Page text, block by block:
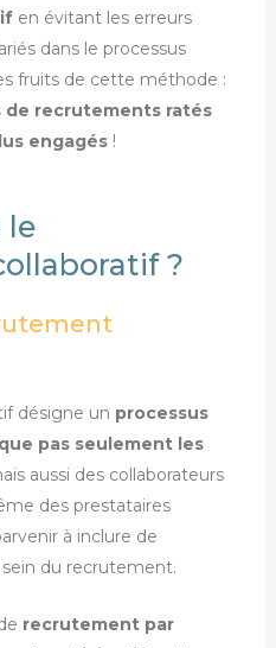
en évitant les erreurs
dans le processus
fruits de cette méthode :
de recrutements ratés
engagés !
le
?
désigne un processus
pas seulement les
aussi des collaborateurs
des prestataires
à inclure de
du recrutement.
recrutement par